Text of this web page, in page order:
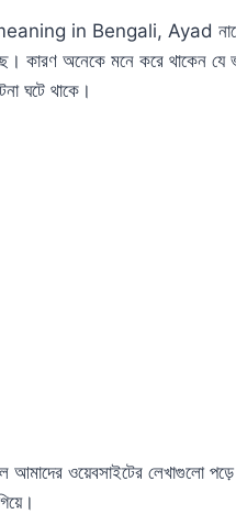
in Bengali, Ayad
কারণ অনেকে মনে করে থাকেন
ঘটে থাকে।
আমাদের ওয়েবসাইটের লেখাগুলো